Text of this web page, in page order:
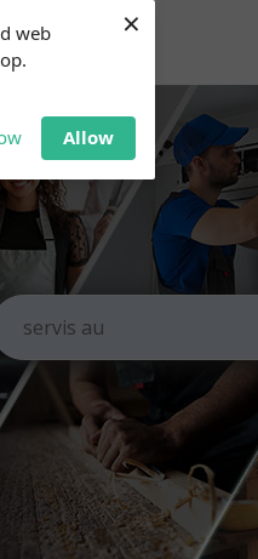
web
Allow
×